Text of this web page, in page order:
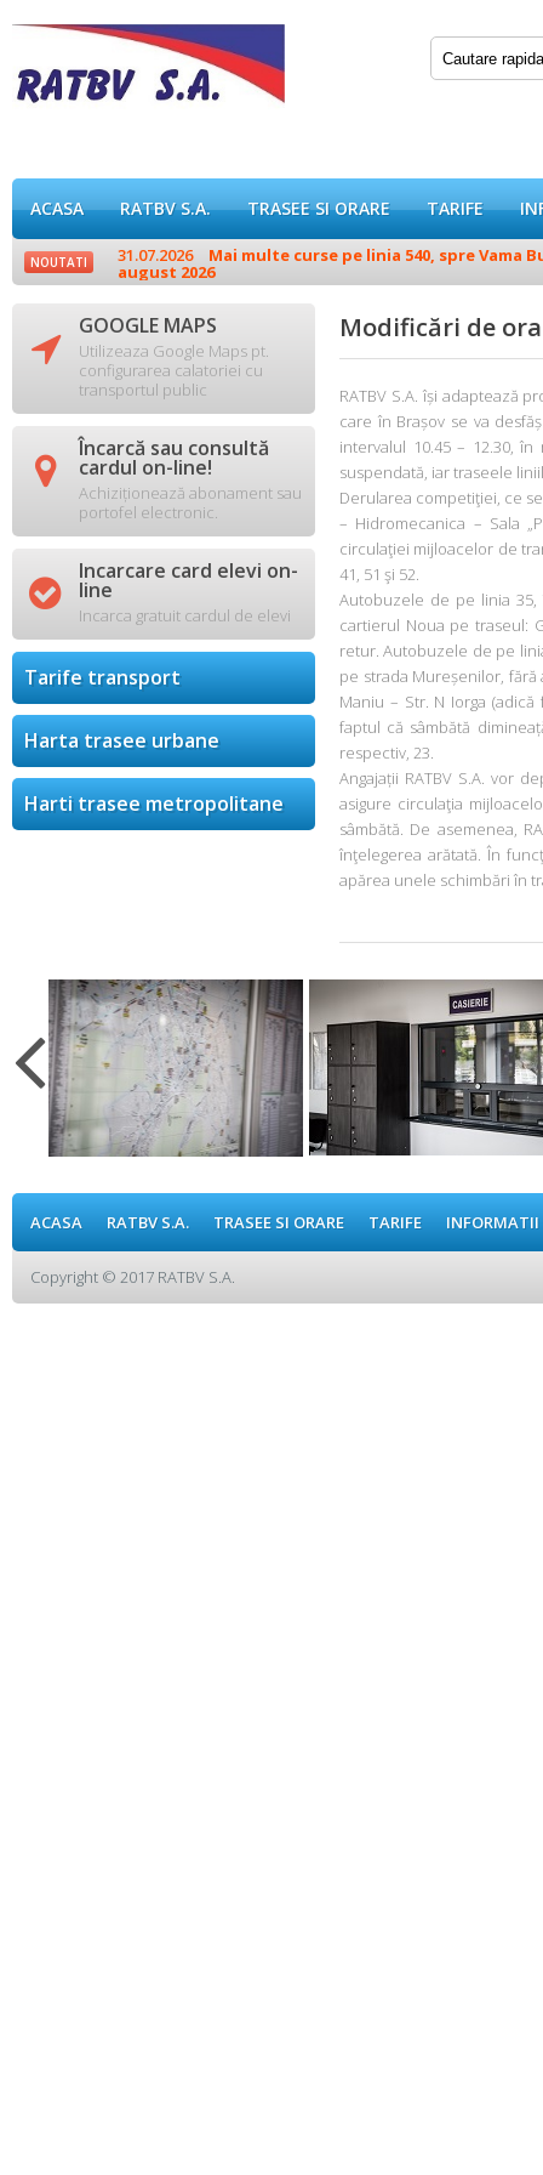
ACASA RATBV S.A. TRASEE SI ORARE TARIFE
NOUTATI 31.07.2026 Mai multe curse pe linia 540, spre Vama
august 2026
 GOOGLE MAPS
Utilizeaza Google Maps pt.
configurarea calatoriei cu
transportul public
 Încarcă sau consultă
cardul on-line!
Achiziționează abonament sau
portofel electronic.
 Incarcare card elevi on-
line
Incarca gratuit cardul de elevi
Tarife transport
Harta trasee urbane
Harti trasee metropolitane
Modificări de
RATBV S.A. își adaptează
care în Brașov se va
intervalul 10.45 – 12.30,
suspendată, iar traseele
Derularea competiţiei, ce
– Hidromecanica – Sala
circulaţiei mijloacelor de
41, 51 şi 52.
Autobuzele de pe linia
cartierul Noua pe traseul:
retur. Autobuzele de pe
pe strada Mureșenilor, fără
Maniu – Str. N Iorga
faptul că sâmbătă
respectiv, 23.
Angajații RATBV S.A. vor
asigure circulaţia
sâmbătă. De asemenea,
înţelegerea arătată. În
apărea unele schimbări în
ACASA RATBV S.A. TRASEE SI ORARE TARIFE
Copyright © 2017 RATBV S.A.